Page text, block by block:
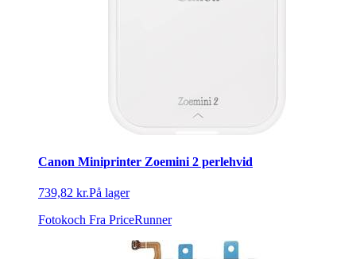
Canon Miniprinter Zoemini 2 perlehvid
739,82 kr.På lager
Fotokoch Fra PriceRunner